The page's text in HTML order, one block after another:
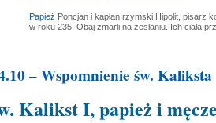
Papież Poncjan i kapłan rzymski Hipolit, pisarz
w roku 235. Obaj zmarli na zesłaniu. Ich ciała
– Wspomnienie św. Kaliksta
Kalikst I, papież i